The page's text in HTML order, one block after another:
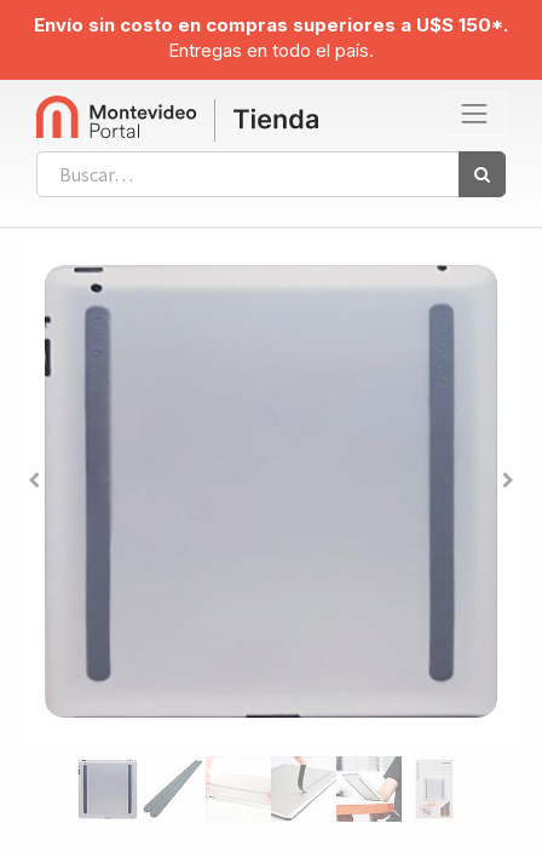
Envío sin costo en compras superiores a U$S 150*.
Entregas en todo el país.